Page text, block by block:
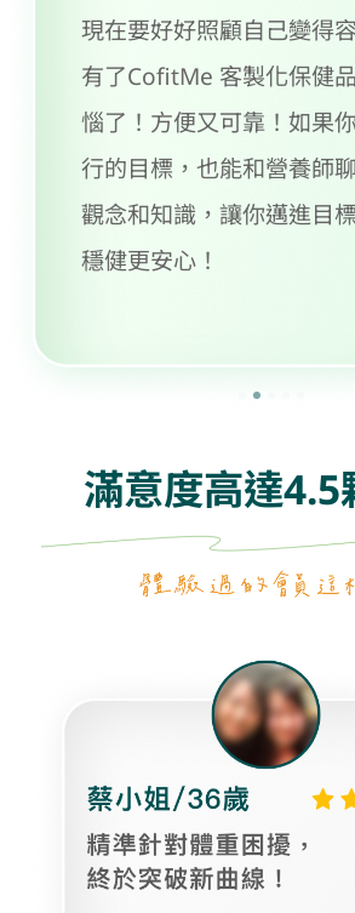
保健不是看別人吃什麼就
是自己的，配方當然也要
本來以為他們只幫人調整
到連長期困擾我的夜間問
私密煩惱也能一起照顧！
滿意度高達4.5